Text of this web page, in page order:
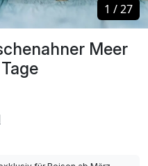
Meer
1 /27
1 /27